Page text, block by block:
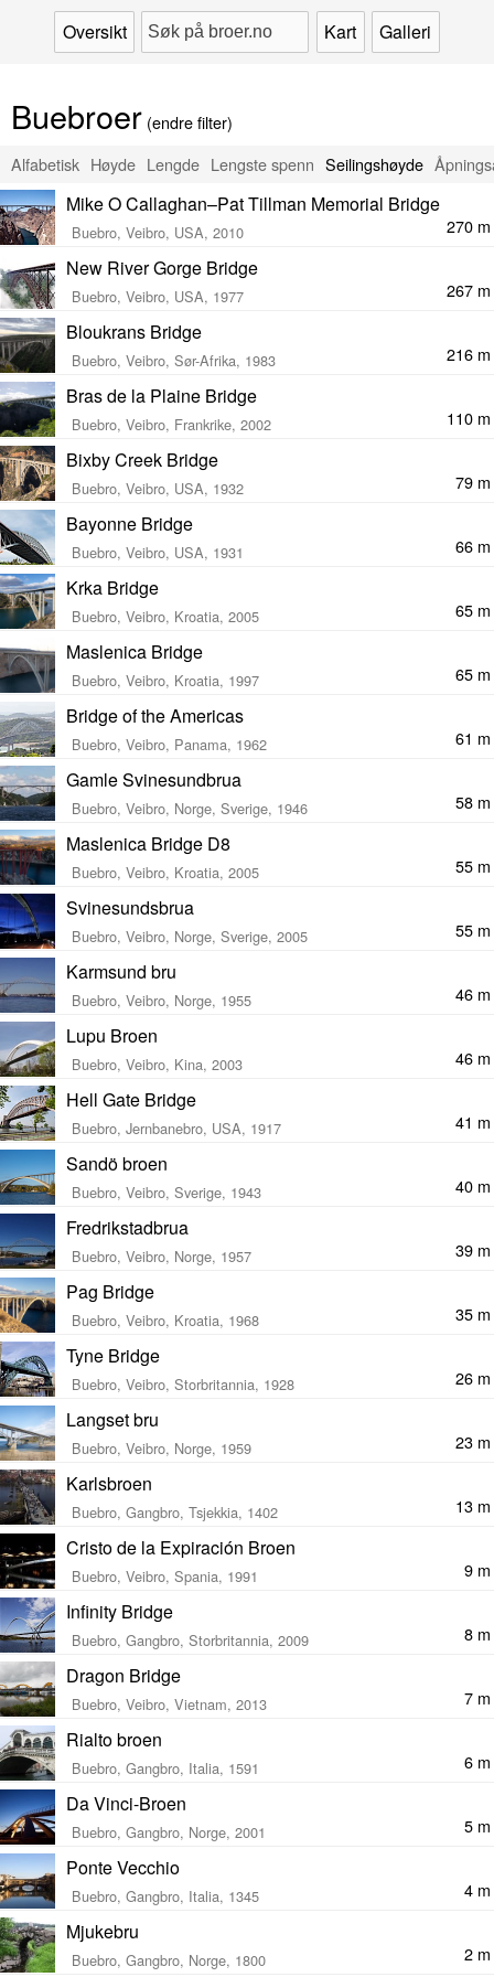
Oversikt Kart Galleri
Buebroer (endre filter)
Alfabetisk Høyde Lengde Lengste spenn Seilingshøyde
Mike O Callaghan–Pat Tillman Memorial Bridge
Buebro, Veibro, USA, 2010 270 m
New River Gorge Bridge
Buebro, Veibro, USA, 1977 267 m
Bloukrans Bridge
Buebro, Veibro, Sør-Afrika, 1983 216 m
Bras de la Plaine Bridge
Buebro, Veibro, Frankrike, 2002 110 m
Bixby Creek Bridge
Buebro, Veibro, USA, 1932 79 m
Bayonne Bridge
Buebro, Veibro, USA, 1931 66 m
Krka Bridge
Buebro, Veibro, Kroatia, 2005 65 m
Maslenica Bridge
Buebro, Veibro, Kroatia, 1997 65 m
Bridge of the Americas
Buebro, Veibro, Panama, 1962 61 m
Gamle Svinesundbrua
Buebro, Veibro, Norge, Sverige, 1946 58 m
Maslenica Bridge D8
Buebro, Veibro, Kroatia, 2005 55 m
Svinesundsbrua
Buebro, Veibro, Norge, Sverige, 2005 55 m
Karmsund bru
Buebro, Veibro, Norge, 1955 46 m
Lupu Broen
Buebro, Veibro, Kina, 2003 46 m
Hell Gate Bridge
Buebro, Jernbanebro, USA, 1917 41 m
Sandö broen
Buebro, Veibro, Sverige, 1943 40 m
Fredrikstadbrua
Buebro, Veibro, Norge, 1957 39 m
Pag Bridge
Buebro, Veibro, Kroatia, 1968 35 m
Tyne Bridge
Buebro, Veibro, Storbritannia, 1928 26 m
Langset bru
Buebro, Veibro, Norge, 1959 23 m
Karlsbroen
Buebro, Gangbro, Tsjekkia, 1402 13 m
Cristo de la Expiración Broen
Buebro, Veibro, Spania, 1991 9 m
Infinity Bridge
Buebro, Gangbro, Storbritannia, 2009 8 m
Dragon Bridge
Buebro, Veibro, Vietnam, 2013 7 m
Rialto broen
Buebro, Gangbro, Italia, 1591 6 m
Da Vinci-Broen
Buebro, Gangbro, Norge, 2001 5 m
Ponte Vecchio
Buebro, Gangbro, Italia, 1345 4 m
Mjukebru
Buebro, Gangbro, Norge, 1800 2 m